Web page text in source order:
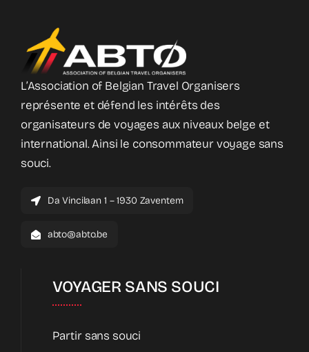
L’Association of Belgian Travel Organisers
représente et défend les intérêts des
organisateurs de voyages aux niveaux belge et
international. Ainsi le consommateur voyage sans
souci.
Da Vincilaan 1 – 1930 Zaventem
abto@abto.be
VOYAGER SANS SOUCI
Partir sans souci